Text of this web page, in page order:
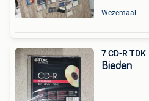
Wezemaal
7 CD-R TDK
Bieden